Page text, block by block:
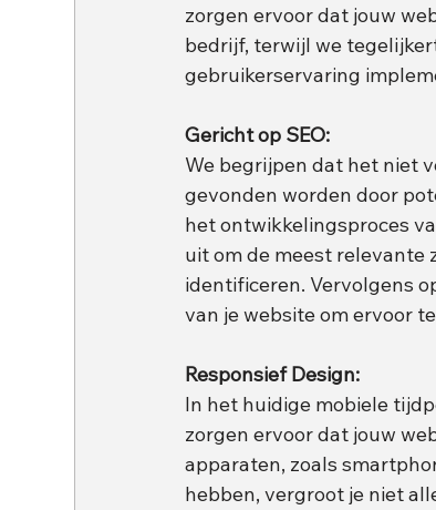
zorgen ervoor dat jouw
bedrijf, terwijl we
gebruikerservaring
Gericht op SEO:
We begrijpen dat het niet
gevonden worden door
het ontwikkelingsproces
uit om de meest relevante
identificeren. Vervolgens
van je website om ervoor
Responsief Design:
In het huidige mobiele
zorgen ervoor dat jouw
apparaten, zoals
hebben, vergroot je niet